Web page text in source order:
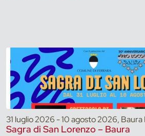
31 luglio 2026 - 10 agosto 2026, Baura
Sagra di San Lorenzo – Baura